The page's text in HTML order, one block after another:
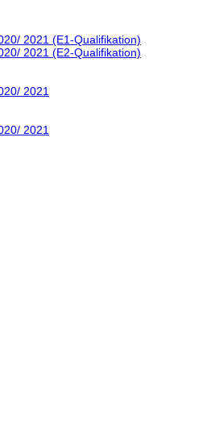
2021 (E1-Qualifikation)
2021 (E2-Qualifikation)
2021
2021